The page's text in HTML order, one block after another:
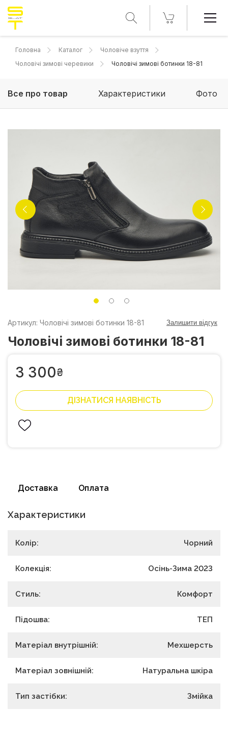
Головна Каталог
Чоловіче взуття
Чоловічі зимові черевики
Чоловічі зимові ботинки 18-81
Все про товар Характеристики Фото
Артикул: Чоловічі зимові ботинки 18-81 Залишити відгук
Чоловічі зимові ботинки 18-81
3 300₴
ДІЗНАТИСЯ НАЯВНІСТЬ
Доставка Оплата
Характеристики
Колір: Чорний
Колекція: Осінь-Зима 2023
Стиль: Комфорт
Підошва: ТЕП
Матеріал внутрішній: Мехшерсть
Матеріал зовнішній: Натуральна шкіра
Тип застібки: Змійка